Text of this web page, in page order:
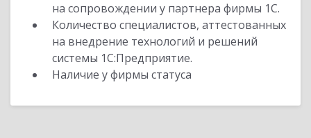
на сопровождении у партнера фирмы 1С.
Количество специалистов, аттестованных
на внедрение технологий и решений
системы 1С:Предприятие.
Наличие у фирмы статуса